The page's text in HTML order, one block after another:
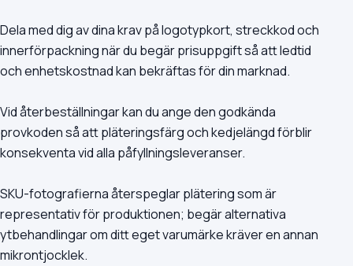
Dela med dig av dina krav på logotypkort, streckkod och
innerförpackning när du begär prisuppgift så att ledtid
och enhetskostnad kan bekräftas för din marknad.
Vid återbeställningar kan du ange den godkända
provkoden så att pläteringsfärg och kedjelängd förblir
konsekventa vid alla påfyllningsleveranser.
SKU-fotografierna återspeglar plätering som är
representativ för produktionen; begär alternativa
ytbehandlingar om ditt eget varumärke kräver en annan
mikrontjocklek.